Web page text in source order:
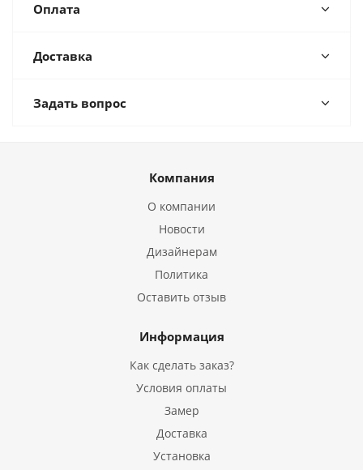
Оплата
Доставка
Задать вопрос
Компания
О компании
Новости
Дизайнерам
Политика
Оставить отзыв
Информация
Как сделать заказ?
Условия оплаты
Замер
Доставка
Установка